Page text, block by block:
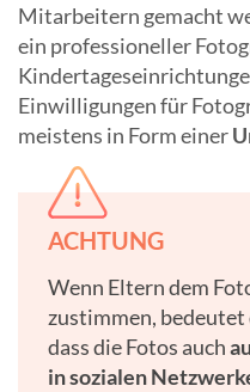
Mitarbeitern gemacht
ein professioneller
Einwilligungen für
meistens in Form einer
ACHTUNG
Wenn Eltern dem
zustimmen,
dass die Fotos auch
in sozialen